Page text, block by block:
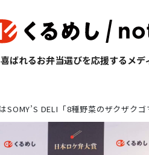
ばれるお弁当選びを応援するメデ
SOMY’S DELI「8種野菜のザクザク